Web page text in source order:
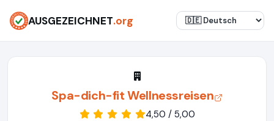
AUSGEZEICHNET.org
Spa-dich-fit Wellnessreisen
4,50 / 5,00